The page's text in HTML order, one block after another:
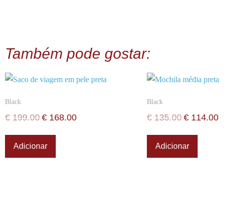
Também pode gostar:
Black
€ 199.00 € 168.00
Adicionar
Black
€ 135.00 € 114.00
Adicionar